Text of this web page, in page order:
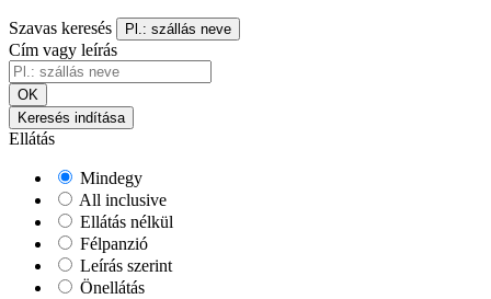
Szavas keresés Pl.: szállás neve
Cím vagy leírás
OK
Keresés indítása
Ellátás
Mindegy
All inclusive
Ellátás nélkül
Félpanzió
Leírás szerint
Önellátás